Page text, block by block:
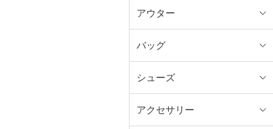
アウター
バッグ
シューズ
アクセサリー